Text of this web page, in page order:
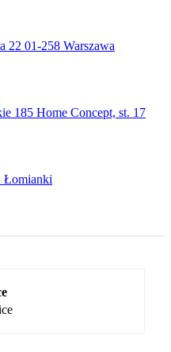
22 01-258 Warszawa
185 Home Concept, st. 17
Łomianki